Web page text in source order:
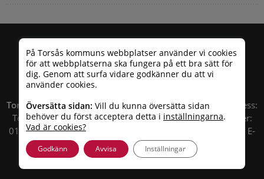
På Torsås kommuns webbplatser använder vi cookies
för att webbplatserna ska fungera på ett bra sätt för
dig. Genom att surfa vidare godkänner du att vi
använder cookies.
Översätta sidan: Vill du kunna översätta sidan
behöver du först acceptera detta i inställningarna.
Vad är cookies?
Godkänn Avvisa Inställningar
Torsås kommun| Besöksadress: Allfargatan 26 | Postadress:
Torsås kommun, Box 503, 385 25 Torsås Telefonnummer:
010 – 35 33 100 | Organisationsnummer: 212000-0696 | E-
post:info@torsas.se|Tillgänglighetsredogörelse